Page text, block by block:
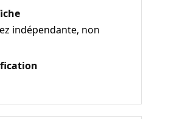
indépendante, non